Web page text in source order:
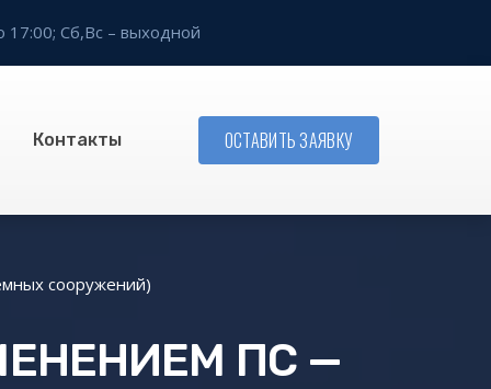
17:00; Сб,Вс – выходной
Контакты ОСТАВИТЬ ЗАЯВКУ
сооружений)
ПС —